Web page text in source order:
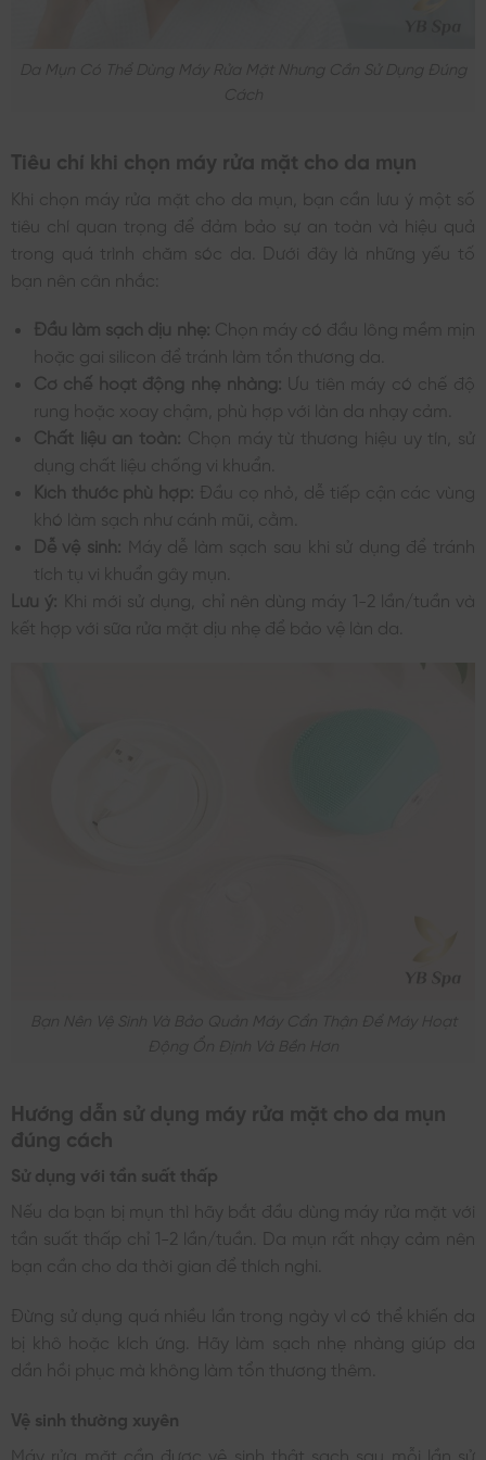
Da Mụn Có Thể Dùng Máy Rửa Mặt Nhưng Cần Sử Dụng Đúng
Tiêu chí khi chọn máy rửa mặt cho da mụn
Khi chọn máy rửa mặt cho da mụn, bạn cần lưu ý một số
tiêu chí quan trọng để đảm bảo sự an toàn và hiệu quả
trong quá trình chăm sóc da. Dưới đây là những yếu tố
bạn nên cân nhắc:
Đầu làm sạch dịu nhẹ: Chọn máy có đầu lông mềm mịn
hoặc gai silicon để tránh làm tổn thương da.
Cơ chế hoạt động nhẹ nhàng: Ưu tiên máy có chế độ
rung hoặc xoay chậm, phù hợp với làn da nhạy cảm.
Chất liệu an toàn: Chọn máy từ thương hiệu uy tín, sử
dụng chất liệu chống vi khuẩn.
Kích thước phù hợp: Đầu cọ nhỏ, dễ tiếp cận các vùng
khó làm sạch như cánh mũi, cằm.
Dễ vệ sinh: Máy dễ làm sạch sau khi sử dụng để tránh
tích tụ vi khuẩn gây mụn.
Lưu ý: Khi mới sử dụng, chỉ nên dùng máy 1-2 lần/tuần và
kết hợp với sữa rửa mặt dịu nhẹ để bảo vệ làn da.
Bạn Nên Vệ Sinh Và Bảo Quản Máy Cẩn Thận Để Máy Hoạt
Động Ổn Định Và Bền Hơn
Hướng dẫn sử dụng máy rửa mặt cho da mụn
đúng cách
Sử dụng với tần suất thấp
Nếu da bạn bị mụn thì hãy bắt đầu dùng máy rửa mặt với
tần suất thấp chỉ 1-2 lần/tuần. Da mụn rất nhạy cảm nên
bạn cần cho da thời gian để thích nghi.
Đừng sử dụng quá nhiều lần trong ngày vì có thể khiến da
bị khô hoặc kích ứng. Hãy làm sạch nhẹ nhàng giúp da
dần hồi phục mà không làm tổn thương thêm.
Vệ sinh thường xuyên
Máy rửa mặt cần được vệ sinh thật sạch sau mỗi lần sử